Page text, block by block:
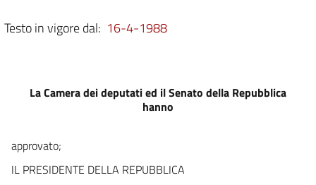
11
14
Testo in vigore dal: 16-4-1988
La Camera dei deputati ed il Senato della Repubblica
hanno
approvato;
IL PRESIDENTE DELLA REPUBBLICA